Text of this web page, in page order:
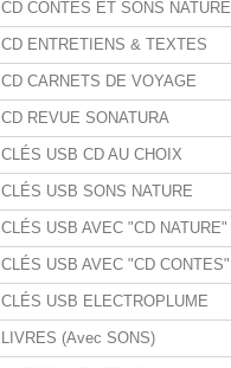
CD CONTES ET SONS NATURE
CD ENTRETIENS & TEXTES
CD CARNETS DE VOYAGE
CD REVUE SONATURA
CLÉS USB CD AU CHOIX
CLÉS USB SONS NATURE
CLÉS USB AVEC "CD NATURE"
CLÉS USB AVEC "CD CONTES"
CLÉS USB ELECTROPLUME
LIVRES (Avec SONS)